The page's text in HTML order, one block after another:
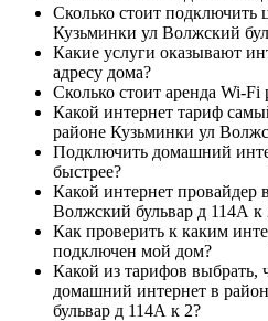
Сколько стоит
Кузьминки ул Волжский
Какие услуги оказывают
адресу дома?
Сколько стоит аренда Wi-Fi
Какой интернет тариф
районе Кузьминки ул
Подключить домашний
быстрее?
Какой интернет провайдер
Волжский бульвар д 114А к
Как проверить к каким
подключен мой дом?
Какой из тарифов выбрать,
домашний интернет в
бульвар д 114А к 2?